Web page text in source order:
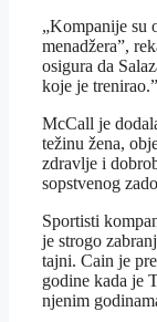
„Kompanije su
menadžera”,
osigura da
koje je trenirao.”
McCall je
težinu žena,
zdravlje i
sopstvenog
Sportisti
je strogo
tajni. Cain je
godine kada je
njenim